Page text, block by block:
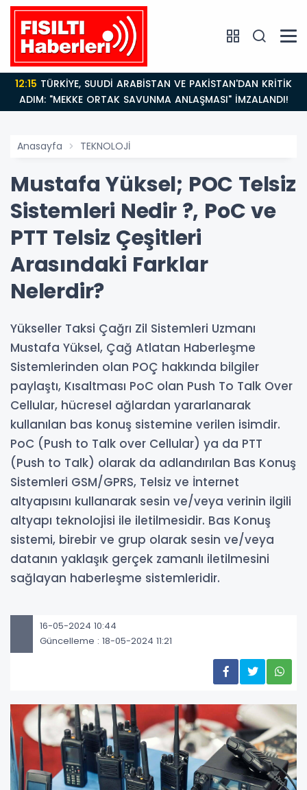
12:15
ADIM: "MEKKE ORTAK SAVUNMA ANLAŞMASI" İMZALANDI!
Anasayfa TEKNOLOJİ
Mustafa Yüksel; POC Telsiz
Sistemleri Nedir ?, PoC ve
PTT Telsiz Çeşitleri
Arasındaki Farklar
Nelerdir?
Yükseller Taksi Çağrı Zil Sistemleri Uzmanı
Mustafa Yüksel, Çağ Atlatan Haberleşme
Sistemlerinden olan POÇ hakkında bilgiler
paylaştı, Kısaltması PoC olan Push To Talk Over
Cellular, hücresel ağlardan yararlanarak
kullanılan bas konuş sistemine verilen isimdir.
PoC (Push to Talk over Cellular) ya da PTT
(Push to Talk) olarak da adlandırılan Bas Konuş
Sistemleri GSM/GPRS, Telsiz ve İnternet
altyapısını kullanarak sesin ve/veya verinin ilgili
altyapı teknolojisi ile iletilmesidir. Bas Konuş
sistemi, birebir ve grup olarak sesin ve/veya
datanın yaklaşık gerçek zamanlı iletilmesini
sağlayan haberleşme sistemleridir.
16-05-2024 10:44
Güncelleme : 18-05-2024 11:21